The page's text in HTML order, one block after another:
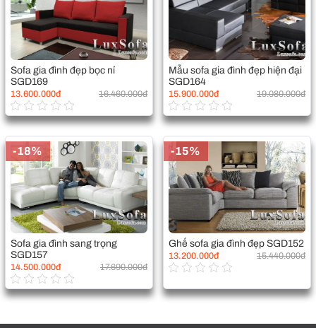
Sofa gia đình đẹp bọc nỉ
SGD169
13.600.000đ 16.460.000đ
Mẫu sofa gia đình đẹp hiện đại
SGD164
15.900.000đ 19.080.000đ
Sofa gia đình sang trọng
SGD157
14.500.000đ 17.690.000đ
-18%
Ghế sofa gia đình đẹp SGD152
13.200.000đ 15.440.000đ
-15%